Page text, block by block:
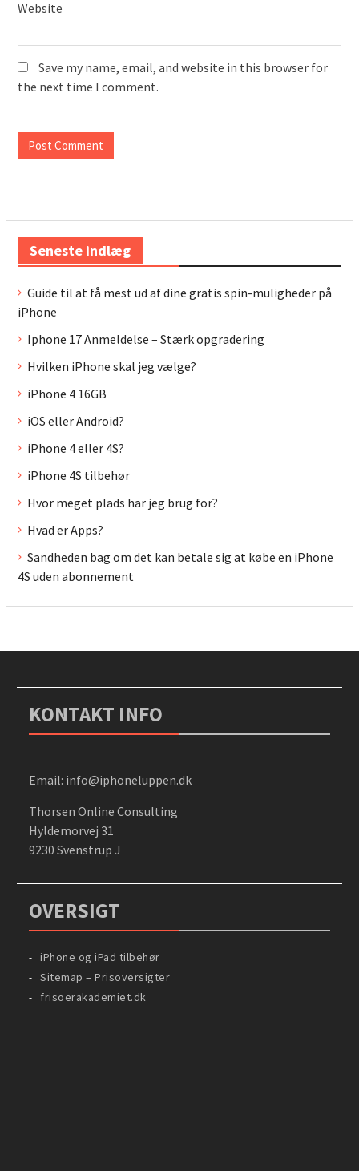
Website
Save my name, email, and website in this browser for
the next time I comment.
Seneste indlæg
Guide til at få mest ud af dine gratis spin-muligheder på
iPhone
Iphone 17 Anmeldelse – Stærk opgradering
Hvilken iPhone skal jeg vælge?
iPhone 4 16GB
iOS eller Android?
iPhone 4 eller 4S?
iPhone 4S tilbehør
Hvor meget plads har jeg brug for?
Hvad er Apps?
Sandheden bag om det kan betale sig at købe en iPhone
4S uden abonnement
KONTAKT INFO
Email: info@iphoneluppen.dk
Thorsen Online Consulting
Hyldemorvej 31
9230 Svenstrup J
OVERSIGT
iPhone og iPad tilbehør
Sitemap – Prisoversigter
frisoerakademiet.dk